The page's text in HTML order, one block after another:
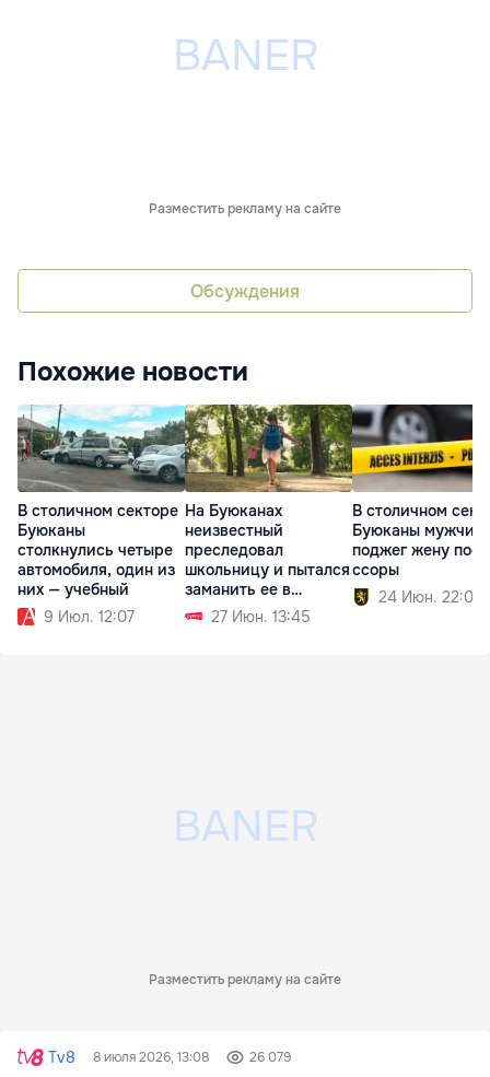
Разместить рекламу на сайте
Обсуждения
Похожие новости
В столичном секторе
Буюканы
столкнулись четыре
автомобиля, один из
них — учебный
9 Июл. 12:07
На Буюканах
неизвестный
преследовал
школьницу и пытался
заманить ее в
машину27 Июн. 13:45
В столичном
Буюканы
поджег жену
ссоры
24 Июн. 22:06
Разместить рекламу на сайте
Tv8 8 июля 2026, 13:08 26 079